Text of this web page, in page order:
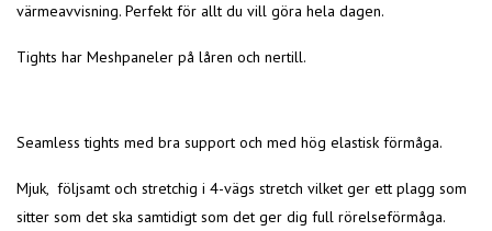
värmeavvisning. Perfekt för allt du vill göra hela dagen.
Tights har Meshpaneler på låren och nertill.
Seamless tights med bra support och med hög elastisk förmåga.
Mjuk, följsamt och stretchig i 4-vägs stretch vilket ger ett plagg som
sitter som det ska samtidigt som det ger dig full rörelseförmåga.